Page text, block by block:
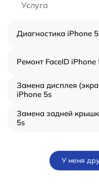
Услуга
Диагностика iPhone
Ремонт FaceID iPhone
Замена дисплея
iPhone 5s
Замена задней
5s
У меня